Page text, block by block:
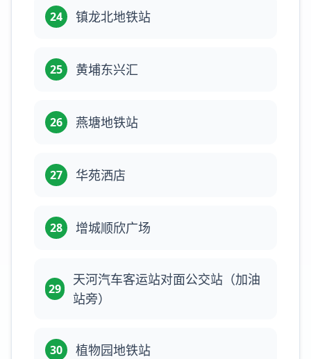
24 镇龙北地铁站
25 黄埔东兴汇
26 燕塘地铁站
27 华苑洒店
28 增城顺欣广场
29
天河汽车客运站对面公交站（加油
站旁）
30 植物园地铁站